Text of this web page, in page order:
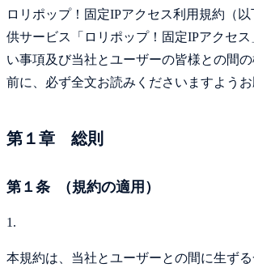
ロリポップ！固定IPアクセス利用規約（
供サービス「ロリポップ！固定IPアクセ
い事項及び当社とユーザーの皆様との間
前に、必ず全文お読みくださいますようお
第１章 総則
第１条 （規約の適用）
1.
本規約は、当社とユーザーとの間に生ず